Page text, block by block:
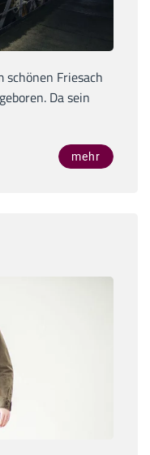
schönen Friesach
Da sein
mehr